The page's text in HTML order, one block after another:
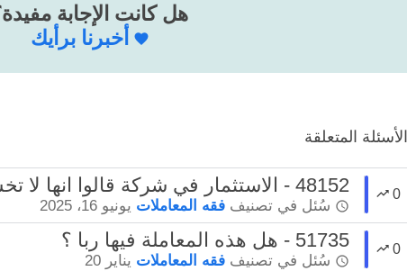
هل كانت الإجابة
أخبرنا برأيك
الأسئلة المتعلقة
0 48152 - الاستثمار في شركة قالوا انها لا تخسر .. هل هذه المعاملة فيها ربا ؟
سُئل في تصنيف فقه المعاملات يونيو 16، 2025
0 51735 - هل هذه المعاملة فيها ربا ؟
سُئل في تصنيف فقه المعاملات يناير 20